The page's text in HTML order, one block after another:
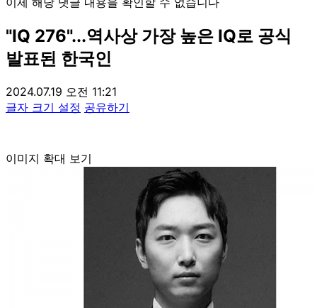
"IQ 276"...역사상 가장 높은 IQ로 공식
발표된 한국인
2024.07.19 오전 11:21
글자 크기 설정 공유하기
이미지 확대 보기